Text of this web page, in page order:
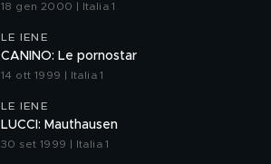
18 gen 2000 | Italia 1
LE IENE
CANINO: Le pornostar
14 ott 1999 | Italia 1
LE IENE
LUCCI: Mauthausen
30 set 1999 | Italia 1